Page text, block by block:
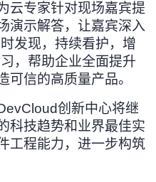
云专家针对现场嘉宾提
演示解答，让嘉宾深入
发现，持续看护，增
，帮助企业全面提升
可信的高质量产品。
创新中心将继
科技趋势和业界最佳实
工程能力，进一步构筑